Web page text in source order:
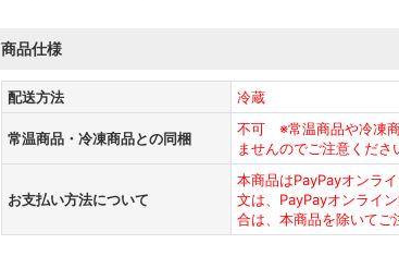
商品仕様
配送方法 冷蔵
常温商品・冷凍商品との同梱
不可 ※常温商品や冷凍
ませんのでご注意くださ
お支払い方法について
本商品はPayPayオンラ
文は、PayPayオンライ
合は、本商品を除いてご